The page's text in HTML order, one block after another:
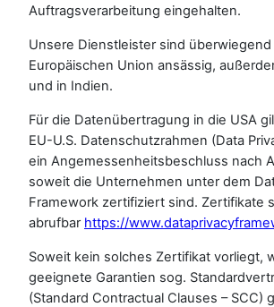
Auftragsverarbeitung eingehalten.
Unsere Dienstleister sind überwiegend
Europäischen Union ansässig,
und in Indien.
Für die Datenübertragung in die USA
EU-U.S. Datenschutzrahmen (Data
ein Angemessenheitsbeschluss nach
soweit die Unternehmen unter dem
Framework zertifiziert sind. Zertifikate
abrufbar https://
Soweit kein solches Zertifikat vorliegt,
geeignete Garantien sog.
(Standard Contractual Clauses – SCC)